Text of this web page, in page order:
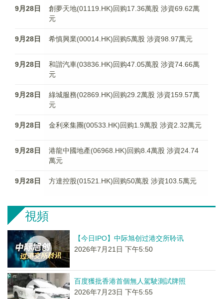
9月28日
創夢天地(01119.HK)回购17.36萬股 涉資69.62萬
元
9月28日 希慎興業(00014.HK)回购5萬股 涉資98.97萬元
9月28日
和諧汽車(03836.HK)回购47.05萬股 涉資74.66萬
元
9月28日
綠城服務(02869.HK)回购29.2萬股 涉資159.57萬
元
9月28日 金利來集團(00533.HK)回购1.9萬股 涉資2.32萬元
9月28日
港龍中國地產(06968.HK)回购8.4萬股 涉資24.74
萬元
9月28日 方達控股(01521.HK)回购50萬股 涉資103.5萬元
視頻
【今日IPO】中际旭创过港交所聆讯
2026年7月21日 下午5:50
百度獲批香港首個無人駕駛測試牌照
2026年7月23日 下午5:55